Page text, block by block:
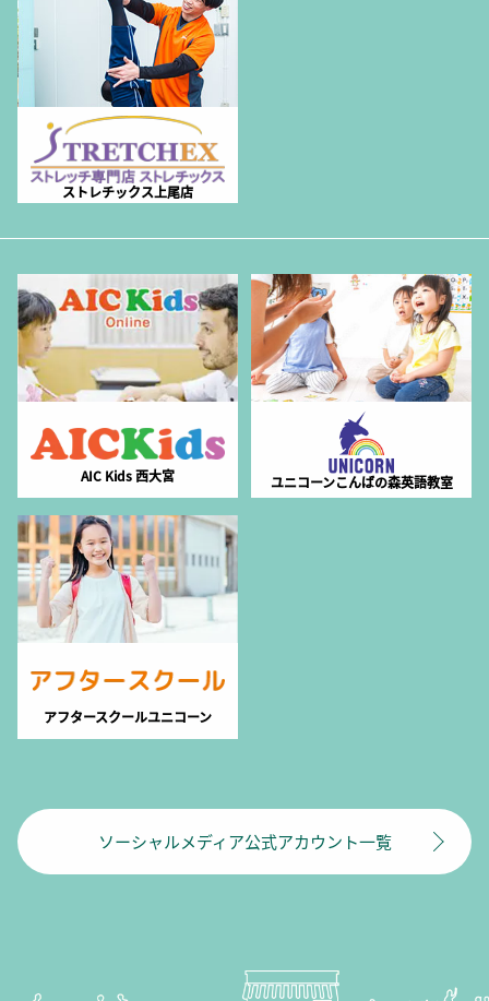
ストレチックス上尾店
AIC Kids 西大宮 ユニコーンこんばの森英語教室
アフタースクールユニコーン
ソーシャルメディア公式アカウント一覧